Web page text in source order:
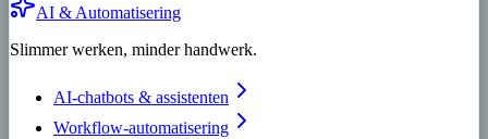
AI & Automatisering
Slimmer werken, minder handwerk.
AI-chatbots & assistenten
Workflow-automatisering